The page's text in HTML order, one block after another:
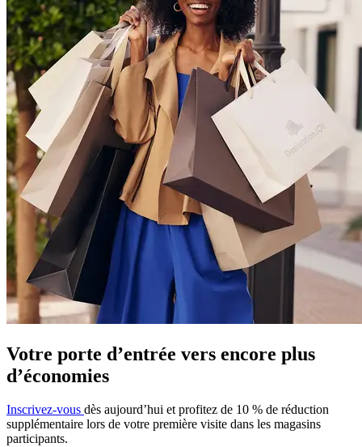
Votre porte d’entrée vers encore plus
d’économies
Inscrivez-vous dès aujourd’hui et profitez de 10 % de réduction
supplémentaire lors de votre première visite dans les magasins
participants.